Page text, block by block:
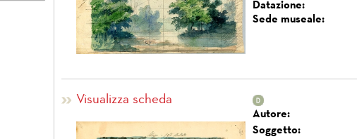
Datazione:
Sede museale:
Visualizza scheda
Autore:
Soggetto: